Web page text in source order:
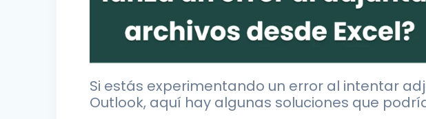
Si estás experimentando un error al intentar
Outlook, aquí hay algunas soluciones que